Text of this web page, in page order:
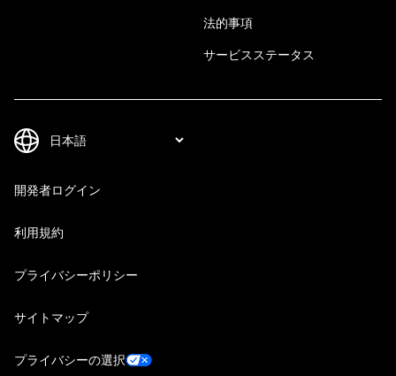
法的事項
サービスステータス
開発者ログイン
利用規約
プライバシーポリシー
サイトマップ
プライバシーの選択